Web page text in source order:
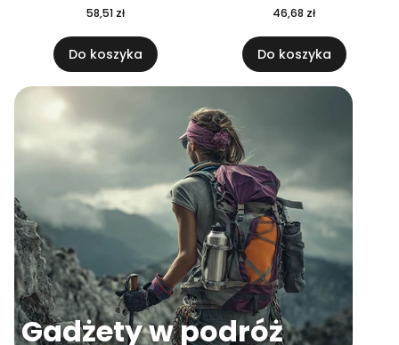
58,51 zł
Do koszyka
46,68 zł
Do koszyka
Gadżety w podróż